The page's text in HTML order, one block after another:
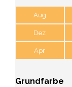
Aug
Dez
Apr
Grundfarbe